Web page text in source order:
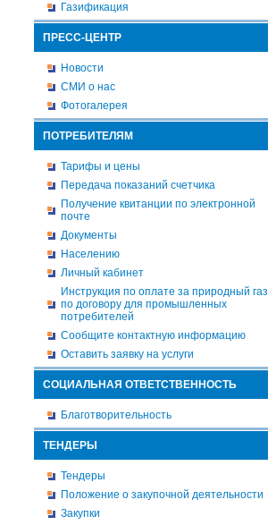
Газификация
ПРЕСС-ЦЕНТР
Новости
СМИ о нас
Фотогалерея
ПОТРЕБИТЕЛЯМ
Тарифы и цены
Передача показаний счетчика
Получение квитанции по электронной
почте
Документы
Населению
Личный кабинет
Инструкция по оплате за природный газ
по договору для промышленных
потребителей
Сообщите контактную информацию
Оставить заявку на услуги
СОЦИАЛЬНАЯ ОТВЕТСТВЕННОСТЬ
Благотворительность
ТЕНДЕРЫ
Тендеры
Положение о закупочной деятельности
Закупки